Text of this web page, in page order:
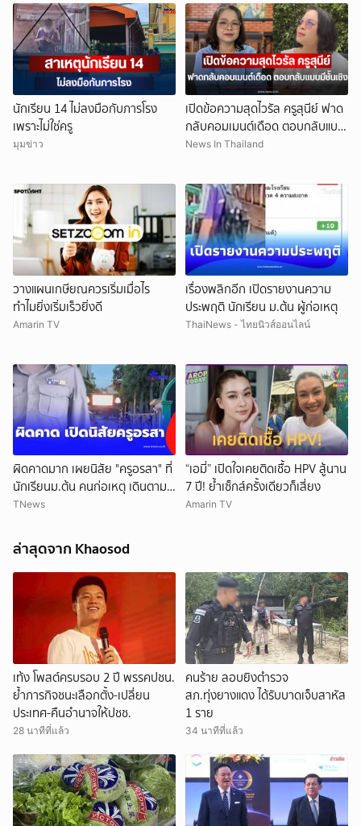
นักเรียน 14 ไม่ลงมือกับภารโรง
เพราะไม่ใช่ครู
มุมข่าว
เปิดข้อความสุดไวรัล ครูสุนีย์ ฟาด
กลับคอมเมนต์เดือด ตอบกลับแบบ
มีชั้นเชิง
News In Thailand
วางแผนเกษียณควรเริ่มเมื่อไร
ทำไมยิ่งเริ่มเร็วยิ่งดี
Amarin TV
เรื่องพลิกอีก เปิดรายงานความ
ประพฤติ นักเรียน ม.ต้น ผู้ก่อเหตุ
ThaiNews - ไทยนิวส์ออนไลน์
ผิดคาดมาก เผยนิสัย "ครูอรสา" ที่
นักเรียนม.ต้น คนก่อเหตุ เดินตาม
หา
TNews
“เอมี่” เปิดใจเคยติดเชื้อ HPV สู้นาน
7 ปี! ย้ำเซ็กส์ครั้งเดียวก็เสี่ยง
Amarin TV
ล่าสุดจาก Khaosod
เท้ง โพสต์ครบรอบ 2 ปี พรรคปชน.
ย้ำภารกิจชนะเลือกตั้ง-เปลี่ยน
ประเทศ-คืนอำนาจให้ปชช.
28 นาทีที่แล้ว
คนร้าย ลอบยิงตำรวจ
สภ.ทุ่งยางแดง ได้รับบาดเจ็บสาหัส
1 ราย
34 นาทีที่แล้ว